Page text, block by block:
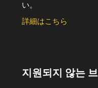
い。
詳細はこちら
지원되지 않는